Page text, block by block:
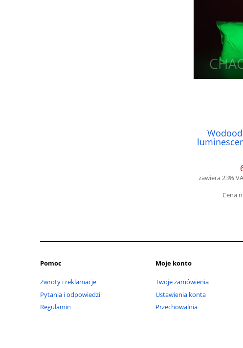
zawiera 23%
Cena
Pomoc
Zwroty i reklamacje
Pytania i odpowiedzi
Regulamin
Moje konto
Twoje zamówienia
Ustawienia konta
Przechowalnia